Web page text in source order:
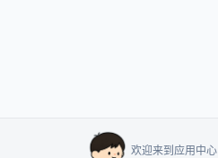
欢迎来到应用中心